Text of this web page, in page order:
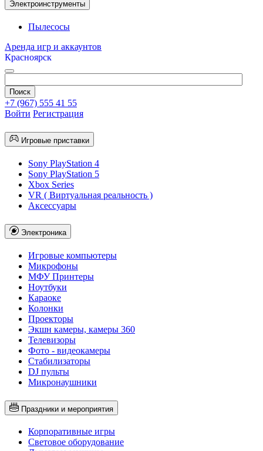
Электроинструменты
Пылесосы
Аренда игр и аккаунтов
Красноярск
+7 (967) 555 41 55
Войти Регистрация
Игровые приставки
Sony PlayStation 4
Sony PlayStation 5
Xbox Series
VR ( Виртуальная реальность )
Аксессуары
Электроника
Игровые компьютеры
Микрофоны
МФУ Принтеры
Ноутбуки
Караоке
Колонки
Проекторы
Экшн камеры, камеры 360
Телевизоры
Фото - видеокамеры
Стабилизаторы
DJ пульты
Микронаушники
Праздники и мероприятия
Корпоративные игры
Световое оборудование